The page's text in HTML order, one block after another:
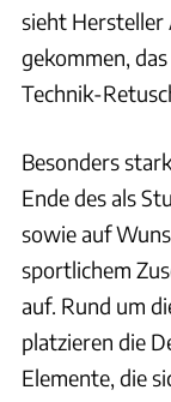
sieht Hersteller
gekommen,
Technik-
Besonders
Ende des als
sowie auf
sportlichem
auf. Rund um
platzieren die
Elemente, die